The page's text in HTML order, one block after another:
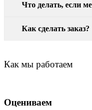
Что делать, если
Как сделать заказ?
Как мы работаем
Оцениваем